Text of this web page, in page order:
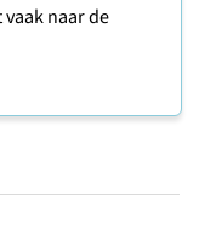
naar de